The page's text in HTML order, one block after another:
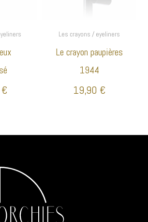
€
Les crayons / eyeliners
Le crayon paupières
1944
19,90 €